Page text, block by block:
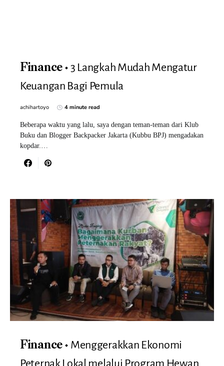
Finance
3 Langkah Mudah Mengatur
Keuangan Bagi Pemula
achihartoyo 4 minute read
Beberapa waktu yang lalu, saya dengan teman-teman dari Klub
Buku dan Blogger Backpacker Jakarta (Kubbu BPJ) mengadakan
kopdar.…
Finance
Menggerakkan Ekonomi
Peternak Lokal melalui Program Hewan